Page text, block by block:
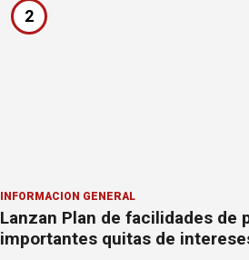
2
INFORMACION GENERAL
Lanzan Plan de facilidades de
importantes quitas de